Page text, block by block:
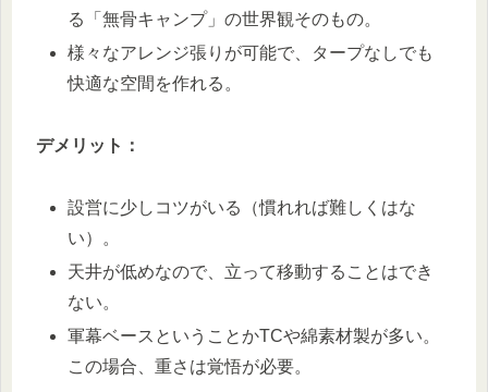
る「無骨キャンプ」の世界観そのもの。
様々なアレンジ張りが可能で、タープなしでも
快適な空間を作れる。
デメリット：
設営に少しコツがいる（慣れれば難しくはな
い）。
天井が低めなので、立って移動することはでき
ない。
軍幕ベースということかTCや綿素材製が多い。
この場合、重さは覚悟が必要。